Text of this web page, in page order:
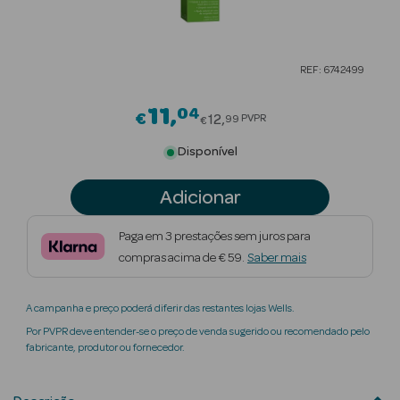
Beauty Season
Beauty Season
Maquilhagem
Beauty Season
Perfumes
REF: 6742499
€11 04Price reduced from
€12 99 PVPR
Disponível
Adicionar
Paga em 3 prestações sem juros para
compras acima de € 59. Saber mais
A campanha e preço poderá diferir das restantes lojas Wells.
Por PVPR deve entender-se o preço de venda sugerido ou recomendado pelo
fabricante, produtor ou fornecedor.